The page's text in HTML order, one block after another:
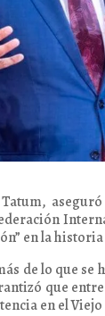
en la
de lo que
que
en el